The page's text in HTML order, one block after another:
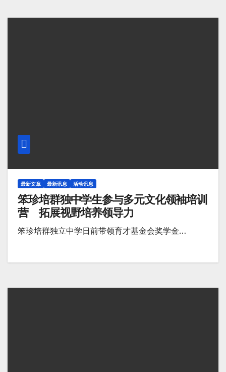
最新文章 最新讯息 活动讯息
笨珍培群独中学生参与多元文化领袖培训
营 拓展视野培养领导力
笨珍培群独立中学日前带领育才基金会奖学金…